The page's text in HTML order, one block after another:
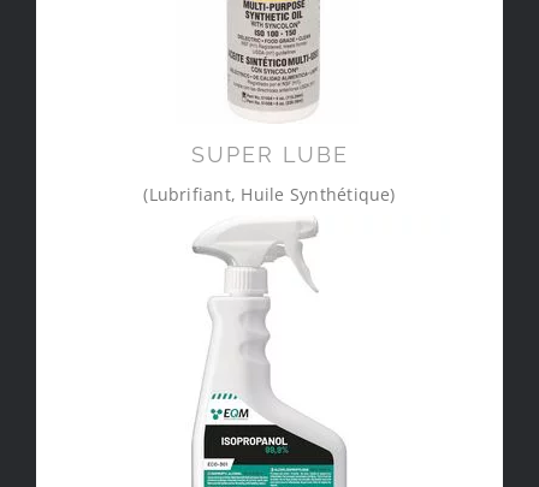
SUPER LUBE
(Lubrifiant, Huile Synthétique)